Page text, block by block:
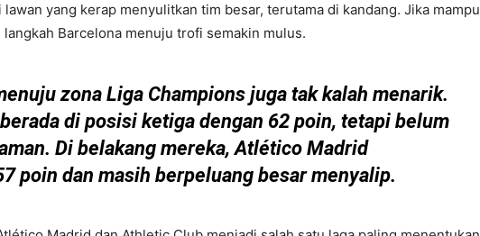
yang kerap menyulitkan tim besar, terutama di kandang. Jika mampu
Barcelona menuju trofi semakin mulus.
zona Liga Champions juga tak kalah menarik.
di posisi ketiga dengan 62 poin, tetapi belum
Di belakang mereka, Atlético Madrid
poin dan masih berpeluang besar menyalip.